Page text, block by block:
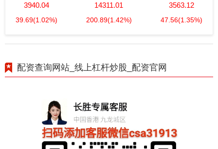
3940.04
39.69(1.02%)
14311.01
200.89(1.42%)
3563.12
47.56(1.35%)
配资查询网站_线上杠杆炒股_配资官网